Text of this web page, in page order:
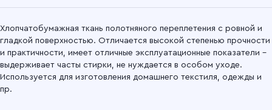
Бязь гладкокрашеная 150 см, 067 Зеленый
Бязь гладкокрашеная 150 см, 47 Оливковый
Хлопчатобумажная ткань полотняного переплетения с ровной и
гладкой поверхностью. Отличается высокой степенью прочности
и практичности, имеет отличные эксплуатационные показатели –
выдерживает часты стирки, не нуждается в особом уходе.
Используется для изготовления домашнего текстиля, одежды и
пр.